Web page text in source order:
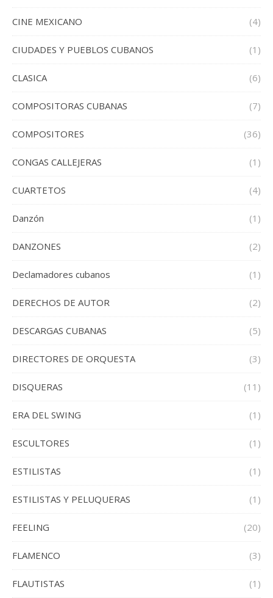
CINE MEXICANO (4)
CIUDADES Y PUEBLOS CUBANOS (1)
CLASICA (6)
COMPOSITORAS CUBANAS (7)
COMPOSITORES (36)
CONGAS CALLEJERAS (1)
CUARTETOS (4)
Danzón (1)
DANZONES (2)
Declamadores cubanos (1)
DERECHOS DE AUTOR (2)
DESCARGAS CUBANAS (5)
DIRECTORES DE ORQUESTA (3)
DISQUERAS (11)
ERA DEL SWING (1)
ESCULTORES (1)
ESTILISTAS (1)
ESTILISTAS Y PELUQUERAS (1)
FEELING (20)
FLAMENCO (3)
FLAUTISTAS (1)